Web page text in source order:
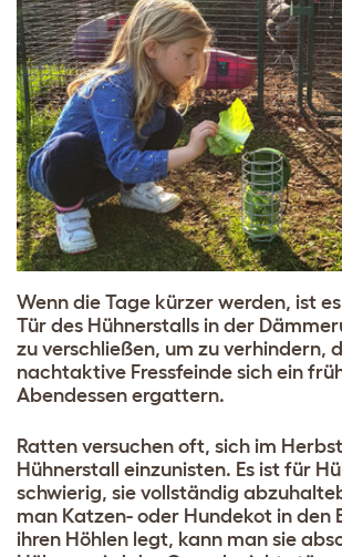
Wenn die Tage kürzer werden, ist
Tür des Hühnerstalls in der
zu verschließen, um zu verhindern,
nachtaktive Fressfeinde sich ein
Abendessen ergattern.
Ratten versuchen oft, sich im
Hühnerstall einzunisten. Es ist für
schwierig, sie vollständig
man Katzen- oder Hundekot in den
ihren Höhlen legt, kann man sie